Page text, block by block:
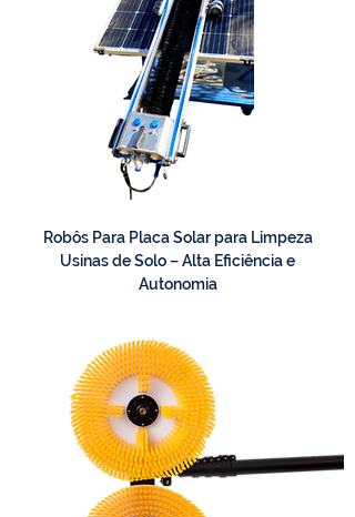
Robôs Para Placa Solar para Limpeza
Usinas de Solo – Alta Eficiência e
Autonomia